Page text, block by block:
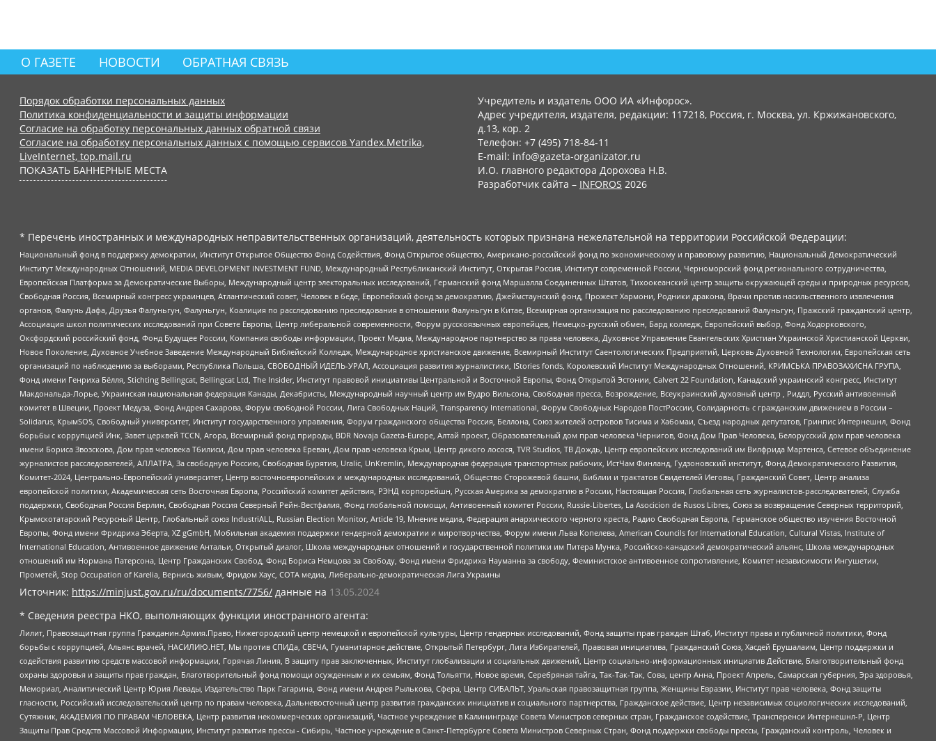
О ГАЗЕТЕ НОВОСТИ ОБРАТНАЯ СВЯЗЬ
Порядок обработки персональных данных
Политика конфиденциальности и защиты информации
Согласие на обработку персональных данных обратной связи
Согласие на обработку персональных данных с помощью сервисов Yandex.Metrika,
LiveInternet, top.mail.ru
ПОКАЗАТЬ БАННЕРНЫЕ МЕСТА
Учредитель и издатель ООО ИА «Инфорос».
Адрес учредителя, издателя, редакции: 117218, Россия, г. Москва, ул. Кржижановского,
д.13, кор. 2
Телефон: +7 (495) 718-84-11
E-mail: info@gazeta-organizator.ru
И.О. главного редактора Дорохова Н.В.
Разработчик сайта – INFOROS 2026
* Перечень иностранных и международных неправительственных организаций, деятельность которых признана нежелательной на территории Российской Федерации:
Национальный фонд в поддержку демократии, Институт Открытое Общество Фонд Содействия, Фонд Открытое общество, Американо-российский фонд по экономическому и правовому развитию, Национальный Демократический
Институт Международных Отношений, MEDIA DEVELOPMENT INVESTMENT FUND, Международный Республиканский Институт, Открытая Россия, Институт современной России, Черноморский фонд регионального сотрудничества,
Европейская Платформа за Демократические Выборы, Международный центр электоральных исследований, Германский фонд Маршалла Соединенных Штатов, Тихоокеанский центр защиты окружающей среды и природных ресурсов,
Свободная Россия, Всемирный конгресс украинцев, Атлантический совет, Человек в беде, Европейский фонд за демократию, Джеймстаунский фонд, Прожект Хармони, Родники дракона, Врачи против насильственного извлечения
органов, Фалунь Дафа, Друзья Фалуньгун, Фалуньгун, Коалиция по расследованию преследования в отношении Фалуньгун в Китае, Всемирная организация по расследованию преследований Фалуньгун, Пражский гражданский центр,
Ассоциация школ политических исследований при Совете Европы, Центр либеральной современности, Форум русскоязычных европейцев, Немецко-русский обмен, Бард колледж, Европейский выбор, Фонд Ходорковского,
Оксфордский российский фонд, Фонд Будущее России, Компания свободы информации, Проект Медиа, Международное партнерство за права человека, Духовное Управление Евангельских Христиан Украинской Христианской Церкви,
Новое Поколение, Духовное Учебное Заведение Международный Библейский Колледж, Международное христианское движение, Всемирный Институт Саентологических Предприятий, Церковь Духовной Технологии, Европейская сеть
организаций по наблюдению за выборами, Республика Польша, СВОБОДНЫЙ ИДЕЛЬ-УРАЛ, Ассоциация развития журналистики, IStories fonds, Королевский Институт Международных Отношений, КРИМСЬКА ПРАВОЗАХИСНА ГРУПА,
Фонд имени Генриха Бёлля, Stichting Bellingcat, Bellingcat Ltd, The Insider, Институт правовой инициативы Центральной и Восточной Европы, Фонд Открытой Эстонии, Calvert 22 Foundation, Канадский украинский конгресс, Институт
Макдональда-Лорье, Украинская национальная федерация Канады, Декабристы, Международный научный центр им Вудро Вильсона, Свободная пресса, Возрождение, Всеукраинский духовный центр , Риддл, Русский антивоенный
комитет в Швеции, Проект Медуза, Фонд Андрея Сахарова, Форум свободной России, Лига Свободных Наций, Transparеncy International, Форум Свободных Народов ПостРоссии, Солидарность с гражданским движением в России –
Solidarus, КрымSOS, Свободный университет, Институт государственного управления, Форум гражданского общества Россия, Беллона, Союз жителей островов Тисима и Хабомаи, Съезд народных депутатов, Гринпис Интернешнл, Фонд
борьбы с коррупцией Инк, Завет церквей TCCN, Агора, Всемирный фонд природы, BDR Novaja Gazeta-Europe, Алтай проект, Образовательный дом прав человека Чернигов, Фонд Дом Прав Человека, Белорусский дом прав человека
имени Бориса Звозскова, Дом прав человека Тбилиси, Дом прав человека Ереван, Дом прав человека Крым, Центр дикого лосося, TVR Studios, ТВ Дождь, Центр европейских исследований им Вилфрида Мартенса, Сетевое объединение
журналистов расследователей, АЛЛАТРА, За свободную Россию, Свободная Бурятия, Uralic, UnKremlin, Международная федерация транспортных рабочих, ИстЧам Финланд, Гудзоновский институт, Фонд Демократического Развития,
Комитет-2024, Центрально-Европейский университет, Центр восточноевропейских и международных исследований, Общество Сторожевой башни, Библии и трактатов Свидетелей Иеговы, Гражданский Совет, Центр анализа
европейской политики, Академическая сеть Восточная Европа, Российский комитет действия, РЭНД корпорейшн, Русская Америка за демократию в России, Настоящая Россия, Глобальная сеть журналистов-расследователей, Служба
поддержки, Свободная Россия Берлин, Свободная Россия Северный Рейн-Вестфалия, Фонд глобальной помощи, Антивоенный комитет России, Russie-Libertes, La Asocicion de Rusos Libres, Союз за возвращение Северных территорий,
Крымскотатарский Ресурсный Центр, Глобальный союз IndustriALL, Russian Election Monitor, Article 19, Мнение медиа, Федерация анархического черного креста, Радио Свободная Европа, Германское общество изучения Восточной
Европы, Фонд имени Фридриха Эберта, XZ gGmbH, Мобильная академия поддержки гендерной демократии и миротворчества, Форум имени Льва Копелева, American Councils for International Education, Cultural Vistas, Institute of
International Education, Антивоенное движение Антальи, Открытый диалог, Школа международных отношений и государственной политики им Питера Мунка, Российско-канадский демократический альянс, Школа международных
отношений им Нормана Патерсона, Центр Гражданских Свобод, Фонд Бориса Немцова за Свободу, Фонд имени Фридриха Науманна за свободу, Феминистское антивоенное сопротивление, Комитет независимости Ингушетии,
Прометей, Stop Occupation of Karelia, Вернись живым, Фридом Хаус, СОТА медиа, Либерально-демократическая Лига Украины
Источник: https://minjust.gov.ru/ru/documents/7756/ данные на 13.05.2024
* Сведения реестра НКО, выполняющих функции иностранного агента:
Лилит, Правозащитная группа Гражданин.Армия.Право, Нижегородский центр немецкой и европейской культуры, Центр гендерных исследований, Фонд защиты прав граждан Штаб, Институт права и публичной политики, Фонд
борьбы с коррупцией, Альянс врачей, НАСИЛИЮ.НЕТ, Мы против СПИДа, СВЕЧА, Гуманитарное действие, Открытый Петербург, Лига Избирателей, Правовая инициатива, Гражданский Союз, Хасдей Ерушалаим, Центр поддержки и
содействия развитию средств массовой информации, Горячая Линия, В защиту прав заключенных, Институт глобализации и социальных движений, Центр социально-информационных инициатив Действие, Благотворительный фонд
охраны здоровья и защиты прав граждан, Благотворительный фонд помощи осужденным и их семьям, Фонд Тольятти, Новое время, Серебряная тайга, Так-Так-Так, Сова, центр Анна, Проект Апрель, Самарская губерния, Эра здоровья,
Мемориал, Аналитический Центр Юрия Левады, Издательство Парк Гагарина, Фонд имени Андрея Рылькова, Сфера, Центр СИБАЛЬТ, Уральская правозащитная группа, Женщины Евразии, Институт прав человека, Фонд защиты
гласности, Российский исследовательский центр по правам человека, Дальневосточный центр развития гражданских инициатив и социального партнерства, Гражданское действие, Центр независимых социологических исследований,
Сутяжник, АКАДЕМИЯ ПО ПРАВАМ ЧЕЛОВЕКА, Центр развития некоммерческих организаций, Частное учреждение в Калининграде Совета Министров северных стран, Гражданское содействие, Трансперенси Интернешнл-Р, Центр
Защиты Прав Средств Массовой Информации, Институт развития прессы - Сибирь, Частное учреждение в Санкт-Петербурге Совета Министров Северных Стран, Фонд поддержки свободы прессы, Гражданский контроль, Человек и